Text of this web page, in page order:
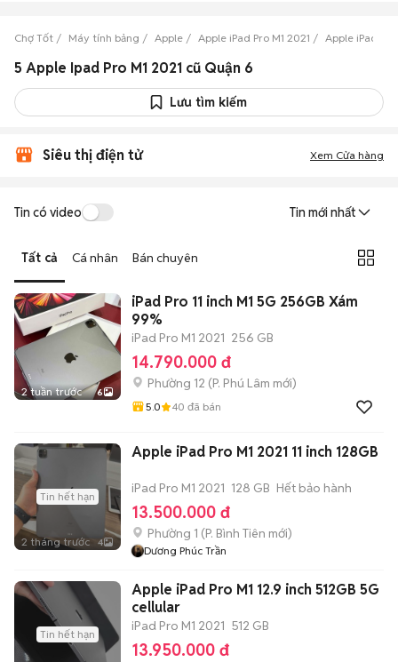
Chợ Tốt Máy tính bảng Apple Apple iPad Pro M1 2021 Apple iPad
5 Apple Ipad Pro M1 2021 cũ Quận 6
Lưu tìm kiếm
Siêu thị điện tử Xem Cửa hàng
Tin có video Tin mới nhất
Tất cả Cá nhân Bán chuyên
2 tuần trước 6
iPad Pro 11 inch M1 5G 256GB Xám
99%
iPad Pro M1 2021 256 GB
14.790.000 đ
Phường 12 (P. Phú Lâm mới)
5.0 40 đã bán
Tin hết hạn
2 tháng trước 4
Apple iPad Pro M1 2021 11 inch 128GB
iPad Pro M1 2021 128 GB Hết bảo hành
13.500.000 đ
Phường 1 (P. Bình Tiên mới)
Dương Phúc Trần
Tin hết hạn
Apple iPad Pro M1 12.9 inch 512GB 5G
cellular
iPad Pro M1 2021 512 GB
13.950.000 đ